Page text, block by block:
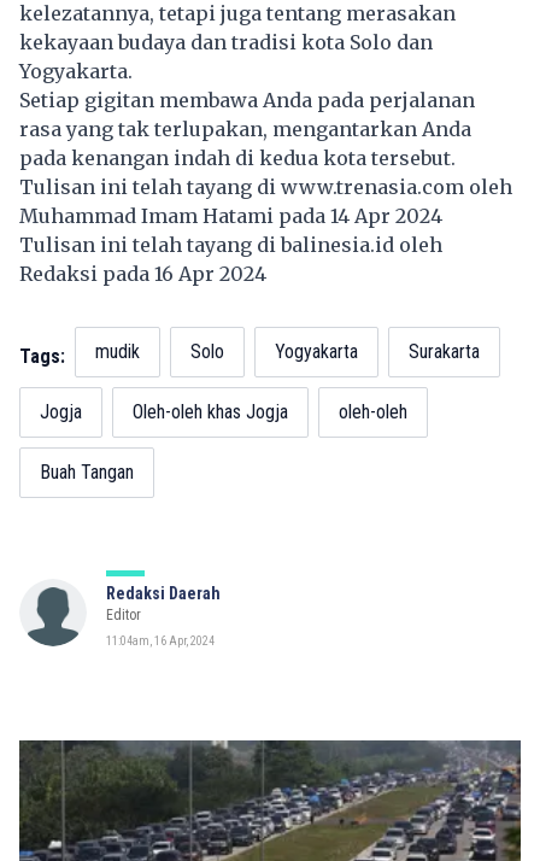
kelezatannya, tetapi juga tentang merasakan
kekayaan budaya dan tradisi kota Solo dan
Yogyakarta.
Setiap gigitan membawa Anda pada perjalanan
rasa yang tak terlupakan, mengantarkan Anda
pada kenangan indah di kedua kota tersebut.
Tulisan ini telah tayang di www.trenasia.com oleh
Muhammad Imam Hatami pada 14 Apr 2024
Tulisan ini telah tayang dibalinesia.id oleh
Redaksi pada 16 Apr 2024
Tags: mudik Solo Yogyakarta Surakarta
Jogja Oleh-oleh khas Jogja oleh-oleh
Buah Tangan
Redaksi Daerah
Editor
11:04am, 16 Apr, 2024